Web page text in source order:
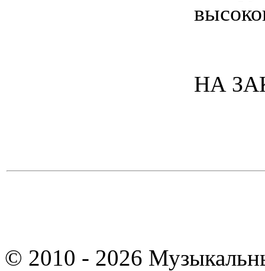
НА
© 2010 - 2026